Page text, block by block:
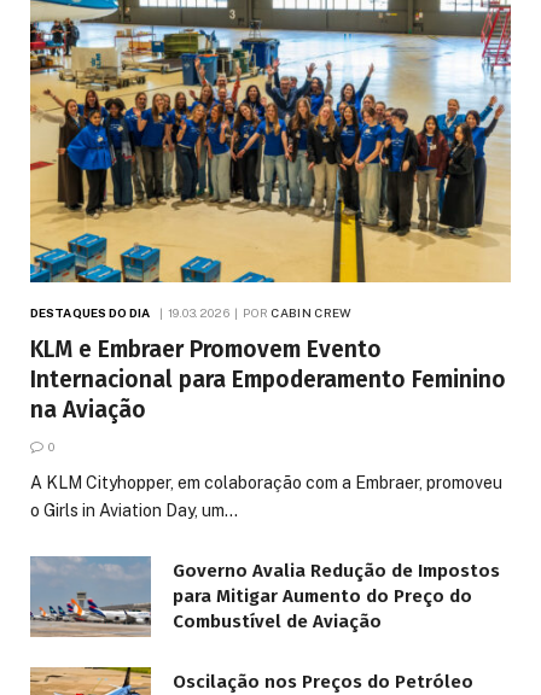
DESTAQUES DO DIA 19.03.2026 POR CABIN CREW
KLM e Embraer Promovem Evento
Internacional para Empoderamento Feminino
na Aviação
0
A KLM Cityhopper, em colaboração com a Embraer, promoveu
o Girls in Aviation Day, um…
Governo Avalia Redução de Impostos
para Mitigar Aumento do Preço do
Combustível de Aviação
Oscilação nos Preços do Petróleo